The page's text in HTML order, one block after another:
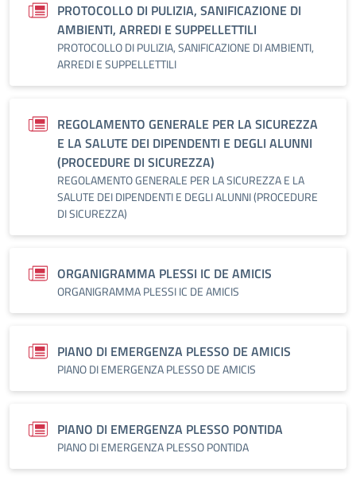
PROTOCOLLO DI PULIZIA, SANIFICAZIONE DI
AMBIENTI, ARREDI E SUPPELLETTILI
PROTOCOLLO DI PULIZIA, SANIFICAZIONE DI AMBIENTI,
ARREDI E SUPPELLETTILI
REGOLAMENTO GENERALE PER LA SICUREZZA
E LA SALUTE DEI DIPENDENTI E DEGLI ALUNNI
(PROCEDURE DI SICUREZZA)
REGOLAMENTO GENERALE PER LA SICUREZZA E LA
SALUTE DEI DIPENDENTI E DEGLI ALUNNI (PROCEDURE
DI SICUREZZA)
ORGANIGRAMMA PLESSI IC DE AMICIS
ORGANIGRAMMA PLESSI IC DE AMICIS
PIANO DI EMERGENZA PLESSO DE AMICIS
PIANO DI EMERGENZA PLESSO DE AMICIS
PIANO DI EMERGENZA PLESSO PONTIDA
PIANO DI EMERGENZA PLESSO PONTIDA